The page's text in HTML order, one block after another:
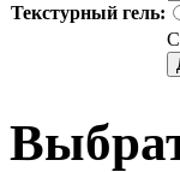
Текстурный гель: